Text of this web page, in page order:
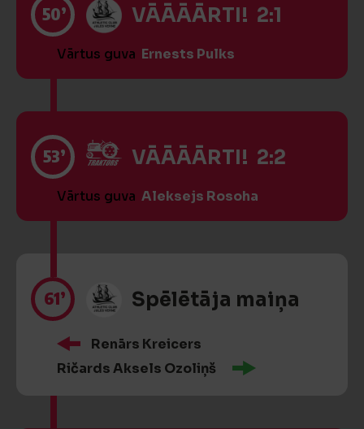
50’ VĀĀĀĀRTI! 2:1
Vārtus guva Ernests Pulks
53’ VĀĀĀĀRTI! 2:2
Vārtus guva Aleksejs Rosoha
61’ Spēlētāja maiņa
Renārs Kreicers
Ričards Aksels Ozoliņš